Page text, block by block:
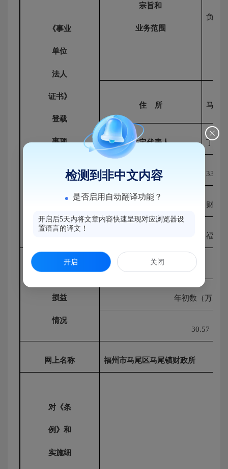
《事业
单位
法人
证书》
登载
事项
宗旨和
业务范围
负责
住 所 马尾
法定代表人 丁祥
开办资金 33
财政
福州
资产
损益
情况
年初数（万元）
30.57
网上名称 福州市马尾区马尾镇财政所
对《条
例》和
实施细
检测到非中文内容
是否启用自动翻译功能？
开启后5天内将文章内容快速呈现对应浏览器设
置语言的译文！
开启 关闭